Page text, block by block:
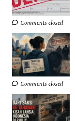
Comments closed
Comments closed